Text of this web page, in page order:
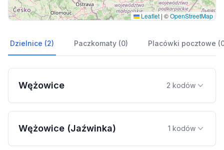
Leaflet | ©OpenStreetMap
Dzielnice (2) Paczkomaty (0) Placówki pocztowe
Wężowice 2 kodów
Wężowice (Jaźwinka) 1 kodów